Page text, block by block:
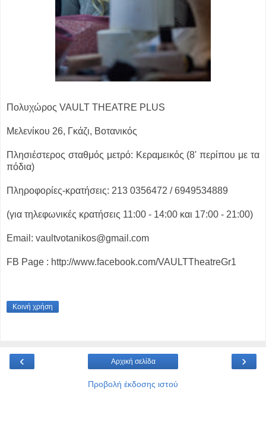
Πολυχώρος VAULT THEATRE PLUS
Μελενίκου 26, Γκάζι, Βοτανικός
Πλησιέστερος σταθμός μετρό: Κεραμεικός (8' περίπου με τα
πόδια)
Πληροφορίες-κρατήσεις: 213 0356472 / 6949534889
(για τηλεφωνικές κρατήσεις 11:00 - 14:00 και 17:00 - 21:00)
Email: vaultvotanikos@gmail.com
FB Page : http://www.facebook.com/VAULTTheatreGr1
Κοινή χρήση
‹ ›
Αρχική σελίδα
Προβολή έκδοσης ιστού